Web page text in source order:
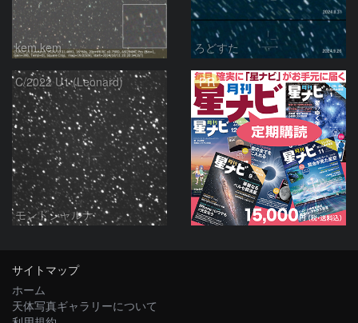
kem.kem ろどすた
C/2022 U1 (Leonard)
モンドシャルナ
PR
サイトマップ
ホーム
天体写真ギャラリーについて